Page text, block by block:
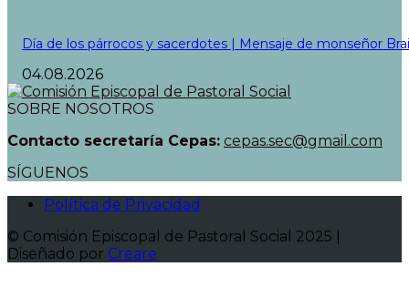
Día de los párrocos y sacerdotes | Mensaje de monseñor
04.08.2026
SOBRE NOSOTROS
Contacto secretaría Cepas: cepas.sec@gmail.com
SÍGUENOS
Política de Privacidad
© Comisión Episcopal de Pastoral Social 2025 |
Diseñado por Creare